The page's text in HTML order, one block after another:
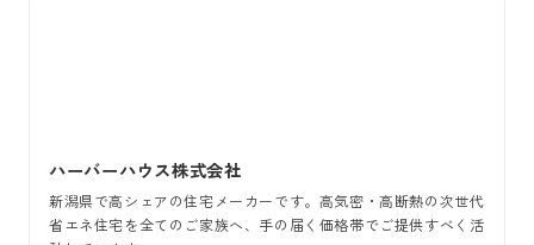
ハーバーハウス株式会社
新潟県で高シェアの住宅メーカーです。高気密・高断熱の次世代
省エネ住宅を全てのご家族へ、手の届く価格帯でご提供すべく活